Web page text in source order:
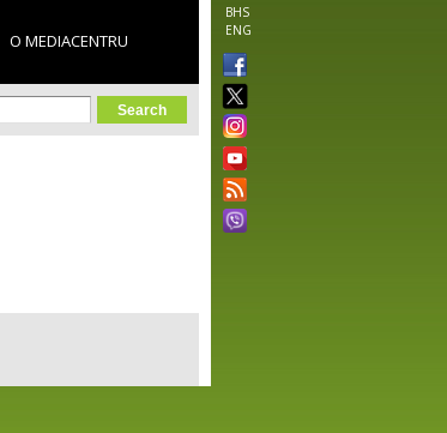
BHS
ENG
O MEDIACENTRU